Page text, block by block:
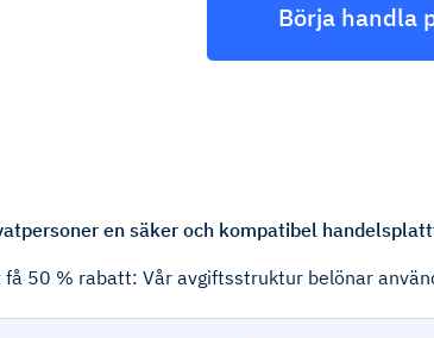
Börja handla
en säker och kompatibel
50 % rabatt: Vår avgiftsstruktur belönar